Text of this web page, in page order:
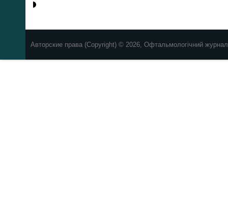
Авторские права (Copyright) © 2026, Офтальмологічний